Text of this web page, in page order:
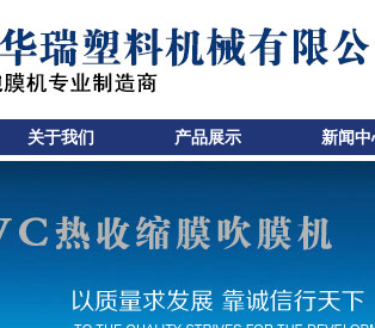
关于我们 产品展示 新闻中